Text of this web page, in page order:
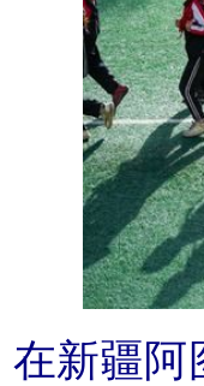
在新疆阿